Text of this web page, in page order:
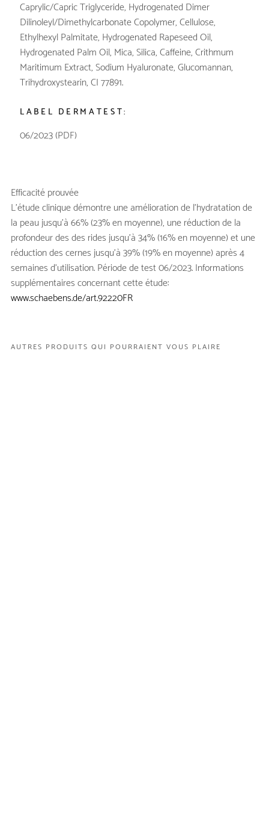
Caprylic/Capric Triglyceride, Hydrogenated Dimer
Dilinoleyl/Dimethylcarbonate Copolymer, Cellulose,
Ethylhexyl Palmitate, Hydrogenated Rapeseed Oil,
Hydrogenated Palm Oil, Mica, Silica, Caffeine, Crithmum
Maritimum Extract, Sodium Hyaluronate, Glucomannan,
Trihydroxystearin, CI 77891.
LABEL DERMATEST:
06/2023 (PDF)
Efficacité prouvée
L’étude clinique démontre une amélioration de l’hydratation de
la peau jusqu’à 66% (23% en moyenne), une réduction de la
profondeur des des rides jusqu’à 34% (16% en moyenne) et une
réduction des cernes jusqu’à 39% (19% en moyenne) après 4
semaines d’utilisation. Période de test 06/2023. Informations
supplémentaires concernant cette étude:
www.schaebens.de/art.92220FR
H1 FÜR STRUKTUR
H2 FÜR STRUKTUR
H3 FÜR STRUKTUR
H4 FÜR STRUKTUR
H5 FÜR STRUKTUR
AUTRES PRODUITS QUI POURRAIENT VOUS PLAIRE